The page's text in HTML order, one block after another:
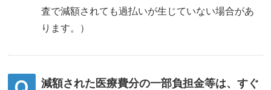
査で減額されても過払いが生じていない場合があ
ります。）
減額された医療費分の一部負担金等は、すぐ